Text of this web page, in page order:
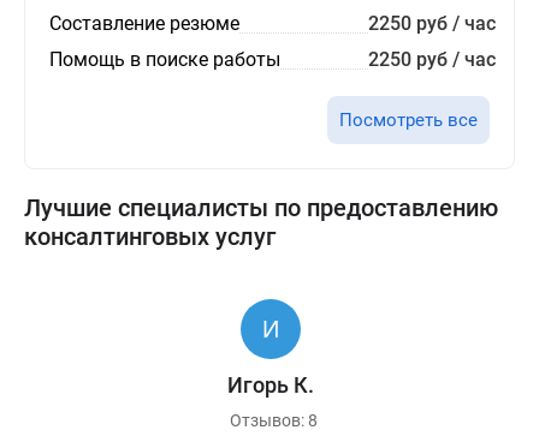
Составление резюме
2250 руб / час
Помощь в поиске работы
2250 руб / час
Посмотреть все
Лучшие специалисты по предоставлению
консалтинговых услуг
Игорь К.
Отзывов: 8